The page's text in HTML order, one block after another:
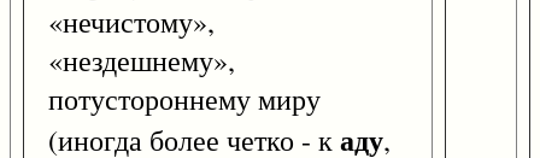
«нечистому»,
«нездешнему»,
потустороннему миру
(иногда более четко - каду,